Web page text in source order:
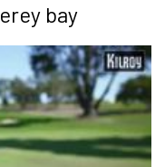
bay